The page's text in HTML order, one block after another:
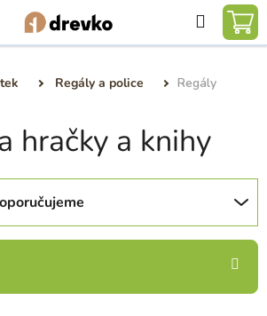
Hledat
Regály a police Regály
hračky a knihy